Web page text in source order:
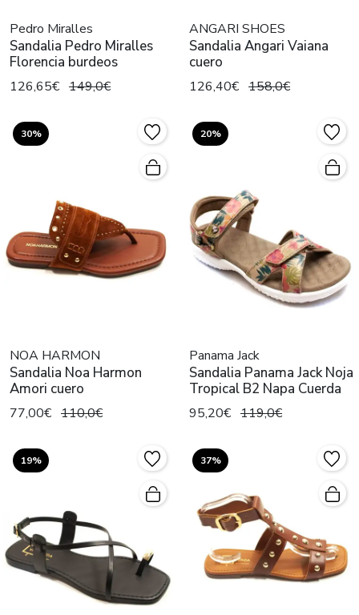
Pedro Miralles
Sandalia Pedro Miralles
Florencia burdeos
126,65€ 149,0€
ANGARI SHOES
Sandalia Angari Vaiana
cuero
126,40€ 158,0€
30%
NOA HARMON
Sandalia Noa Harmon
Amori cuero
77,00€ 110,0€
20%
Panama Jack
Sandalia Panama Jack Noja
Tropical B2 Napa Cuerda
95,20€ 119,0€
19% 37%